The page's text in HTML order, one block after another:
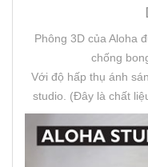
Phông 3D của Aloha
chống
Với độ hấp thụ ánh
studio. (Đây là chất